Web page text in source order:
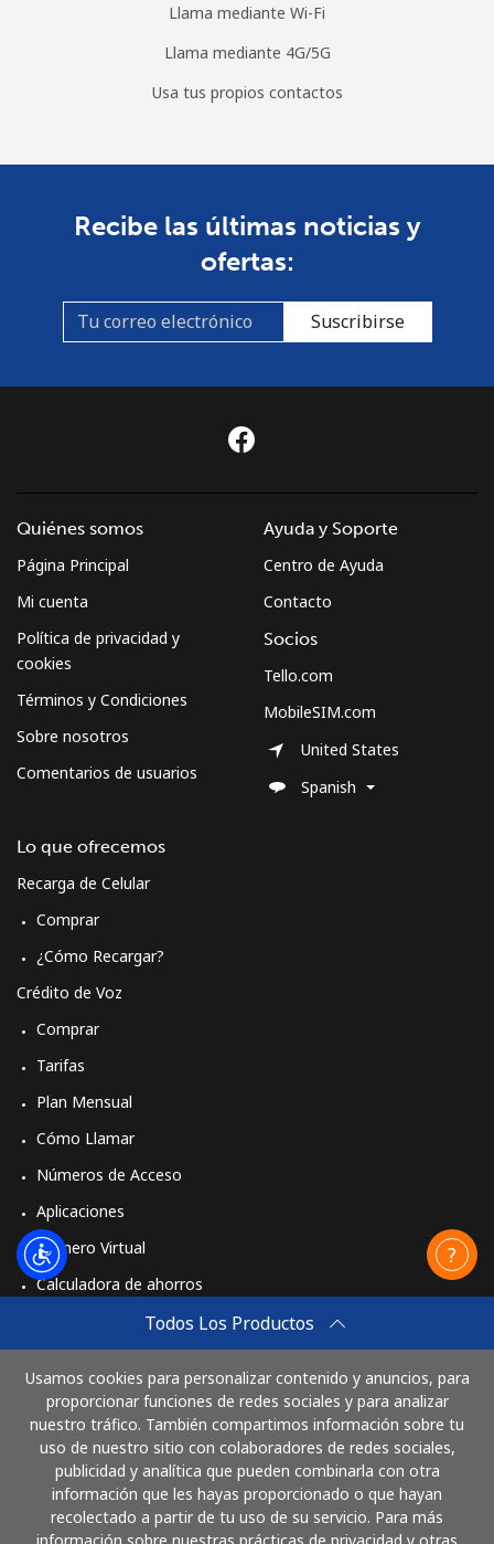
Llama mediante Wi-Fi
Llama mediante 4G/5G
Usa tus propios contactos
Recibe las últimas noticias y
ofertas:
Suscribirse
Todos Los Productos
Usamos cookies para personalizar contenido y anuncios, para
proporcionar funciones de redes sociales y para analizar
nuestro tráfico. También compartimos información sobre tu
uso de nuestro sitio con colaboradores de redes sociales,
publicidad y analítica que pueden combinarla con otra
información que les hayas proporcionado o que hayan
recolectado a partir de tu uso de su servicio. Para más
Quiénes somos
Página Principal
Mi cuenta
Política de privacidad y
cookies
Términos y Condiciones
Sobre nosotros
Comentarios de usuarios
Lo que ofrecemos
Recarga de Celular
Comprar
¿Cómo Recargar?
Crédito de Voz
Comprar
Tarifas
Plan Mensual
Cómo Llamar
Números de Acceso
Aplicaciones
Número Virtual
Calculadora de ahorros
Comprar
Cómo funciona
Ayuda y Soporte
Centro de Ayuda
Contacto
Socios
Tello.com
MobileSIM.com
United States
Spanish
Paga con